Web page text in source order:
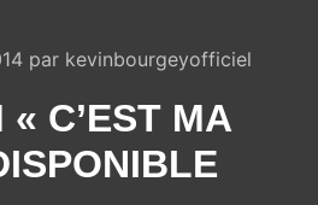
par kevinbourgeyofficiel
C’EST MA